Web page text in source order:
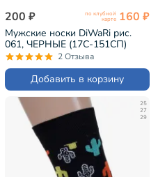
200 ₽ по клубной
карте 160 ₽
Мужские носки DiWaRi рис.
061, ЧЕРНЫЕ (17С-151СП)
2 Отзыва
Добавить в корзину
25
27
29